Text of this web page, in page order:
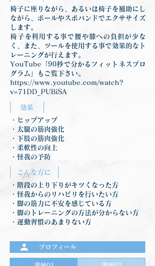
椅子に座りながら、あるいは椅子を補助にし
ながら、ボールやスポバンドでエクササイズ
します。
椅子を利用する事で腰や膝への負担が少な
く、また、ツールを使用する事で効果的なト
レーニングが行えます。
YouTube「90秒で分かるフィットネスプロ
グラム」もご覧下さい。
https://www.youtube.com/watch?
v=71DD_PUBiSA
効果
・ヒップアップ
・太腿の筋肉強化
・下肢の筋肉強化
・柔軟性の向上
・怪我の予防
こんな方に
・階段の上り下りがキツくなった方
・怪我からのリハビリを行いたい方
・脚の筋力に不安を感じている方
・脚のトレーニングの方法が分からない方
・運動習慣のあまりない方
プロフィール